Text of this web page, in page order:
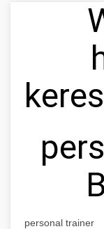
personal trainer